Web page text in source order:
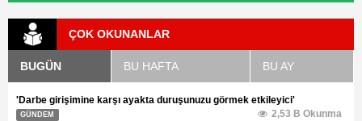
ÇOK OKUNANLAR
BUGÜN BU HAFTA BU AY
'Darbe girişimine karşı ayakta duruşunuzu görmek etkileyici'
GÜNDEM 2,53 B Okunma